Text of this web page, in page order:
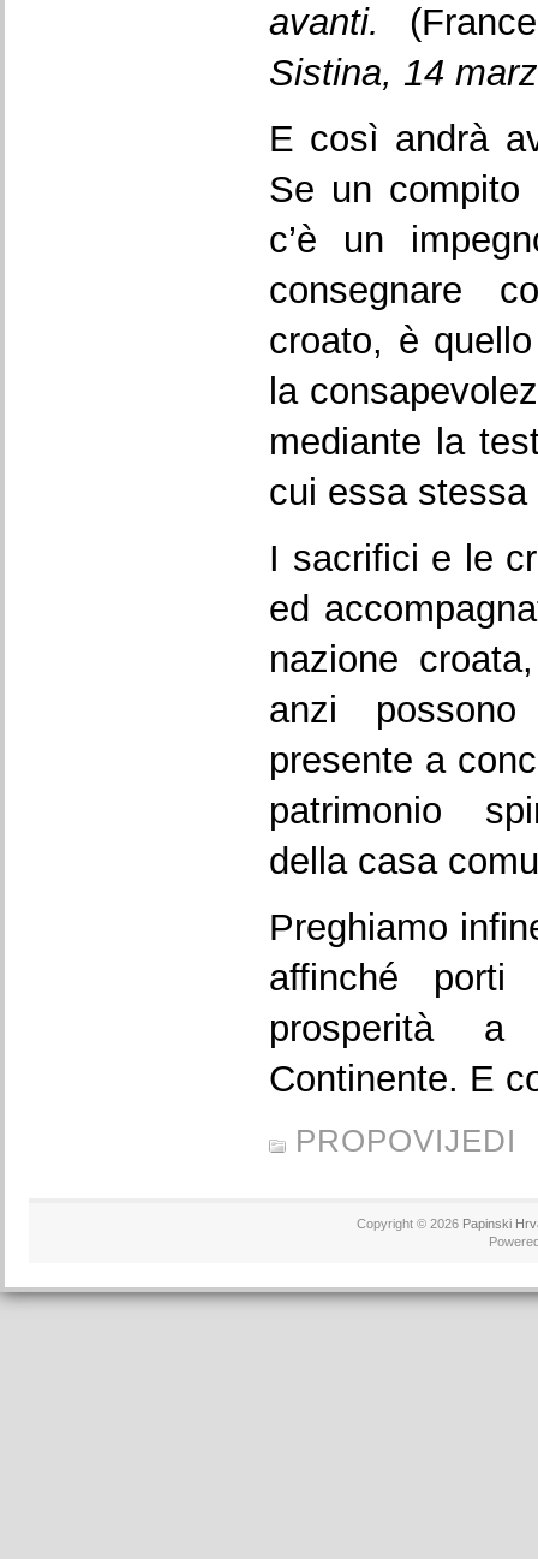
avanti.
Sistina, 14
E così andrà
Se un compito
c’è un
consegnare
croato, è
la
mediante la
cui essa
I sacrifici e le
ed
nazione
anzi
presente a
patrimonio
della casa
Preghiamo
affinché
prosperità
Continente. E
PROPOVIJEDI
Copyright © 2026 Papinski